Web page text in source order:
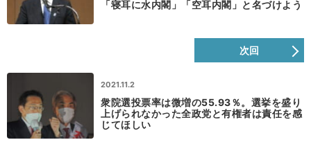
「寝耳に水内閣」「空耳内閣」と名づけよう
次回
2021.11.2
衆院選投票率は微増の55.93％。選挙を盛り
上げられなかった全政党と有権者は責任を感
じてほしい